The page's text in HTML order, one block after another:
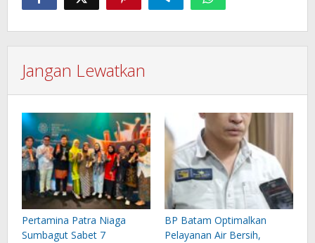
Jangan Lewatkan
Pertamina Patra Niaga
Sumbagut Sabet 7
BP Batam Optimalkan
Pelayanan Air Bersih,